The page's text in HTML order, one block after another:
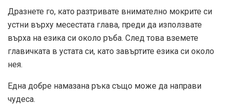
Дразнете го, като разтривате внимателно мокрите си
устни върху месестата глава, преди да използвате
върха на езика си около ръба. След това вземете
главичката в устата си, като завъртите езика си около
нея.
Една добре намазана ръка също може да направи
чудеса.